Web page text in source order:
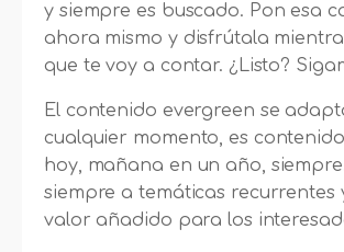
y siempre es buscado. Pon esa
ahora mismo y disfrútala
que te voy a contar. ¿Listo?
El contenido evergreen se
cualquier momento, es
hoy, mañana en un año,
siempre a temáticas
valor añadido para los